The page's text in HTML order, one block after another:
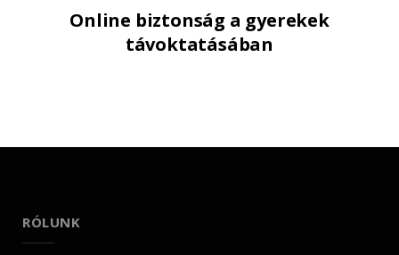
Online biztonság a gyerekek
távoktatásában
RÓLUNK